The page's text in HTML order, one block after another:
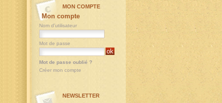
MON COMPTE
Mon compte
Nom d'utilisateur
Mot de passe
Mot de passe oublié ?
Créer mon compte
NEWSLETTER